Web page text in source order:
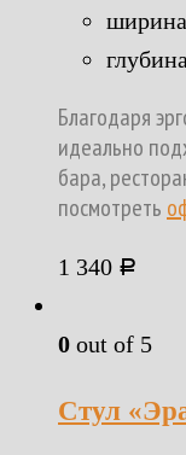
Благодаря
идеально
бара,
посмотреть
1 340 Р
0 out of 5
Стул